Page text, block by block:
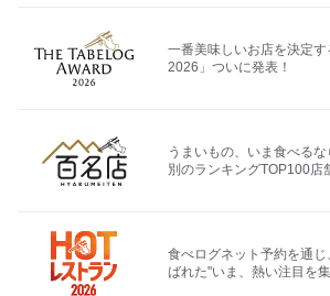
一番美味しいお店を決定
2026」ついに発表！
うまいもの、いま食べる
別のランキングTOP100店
食べログネット予約を通
ばれた"いま、熱い注目を